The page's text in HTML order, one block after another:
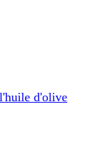
d'olive